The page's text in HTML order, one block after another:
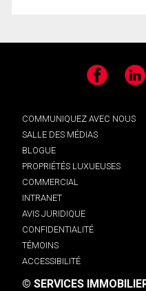
Facebook
COMMUNIQUEZ AVEC NOUS
SALLE DES MÉDIAS
BLOGUE
PROPRIÉTÉS LUXUEUSES
COMMERCIAL
INTRANET
AVIS JURIDIQUE
CONFIDENTIALITÉ
TÉMOINS
ACCESSIBILITÉ
© SERVICES